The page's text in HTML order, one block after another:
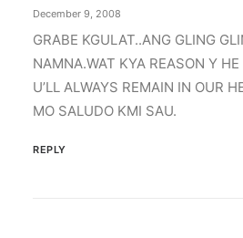
December 9, 2008
GRABE KGULAT..ANG GLING
NAMNA.WAT KYA REASON Y HE
U’LL ALWAYS REMAIN IN OUR
MO SALUDO KMI SAU.
REPLY